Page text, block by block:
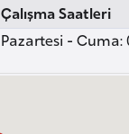
Çalışma Saatleri
Pazartesi - Cuma: